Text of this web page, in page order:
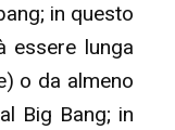
in questo
essere lunga
o da almeno
Big Bang; in